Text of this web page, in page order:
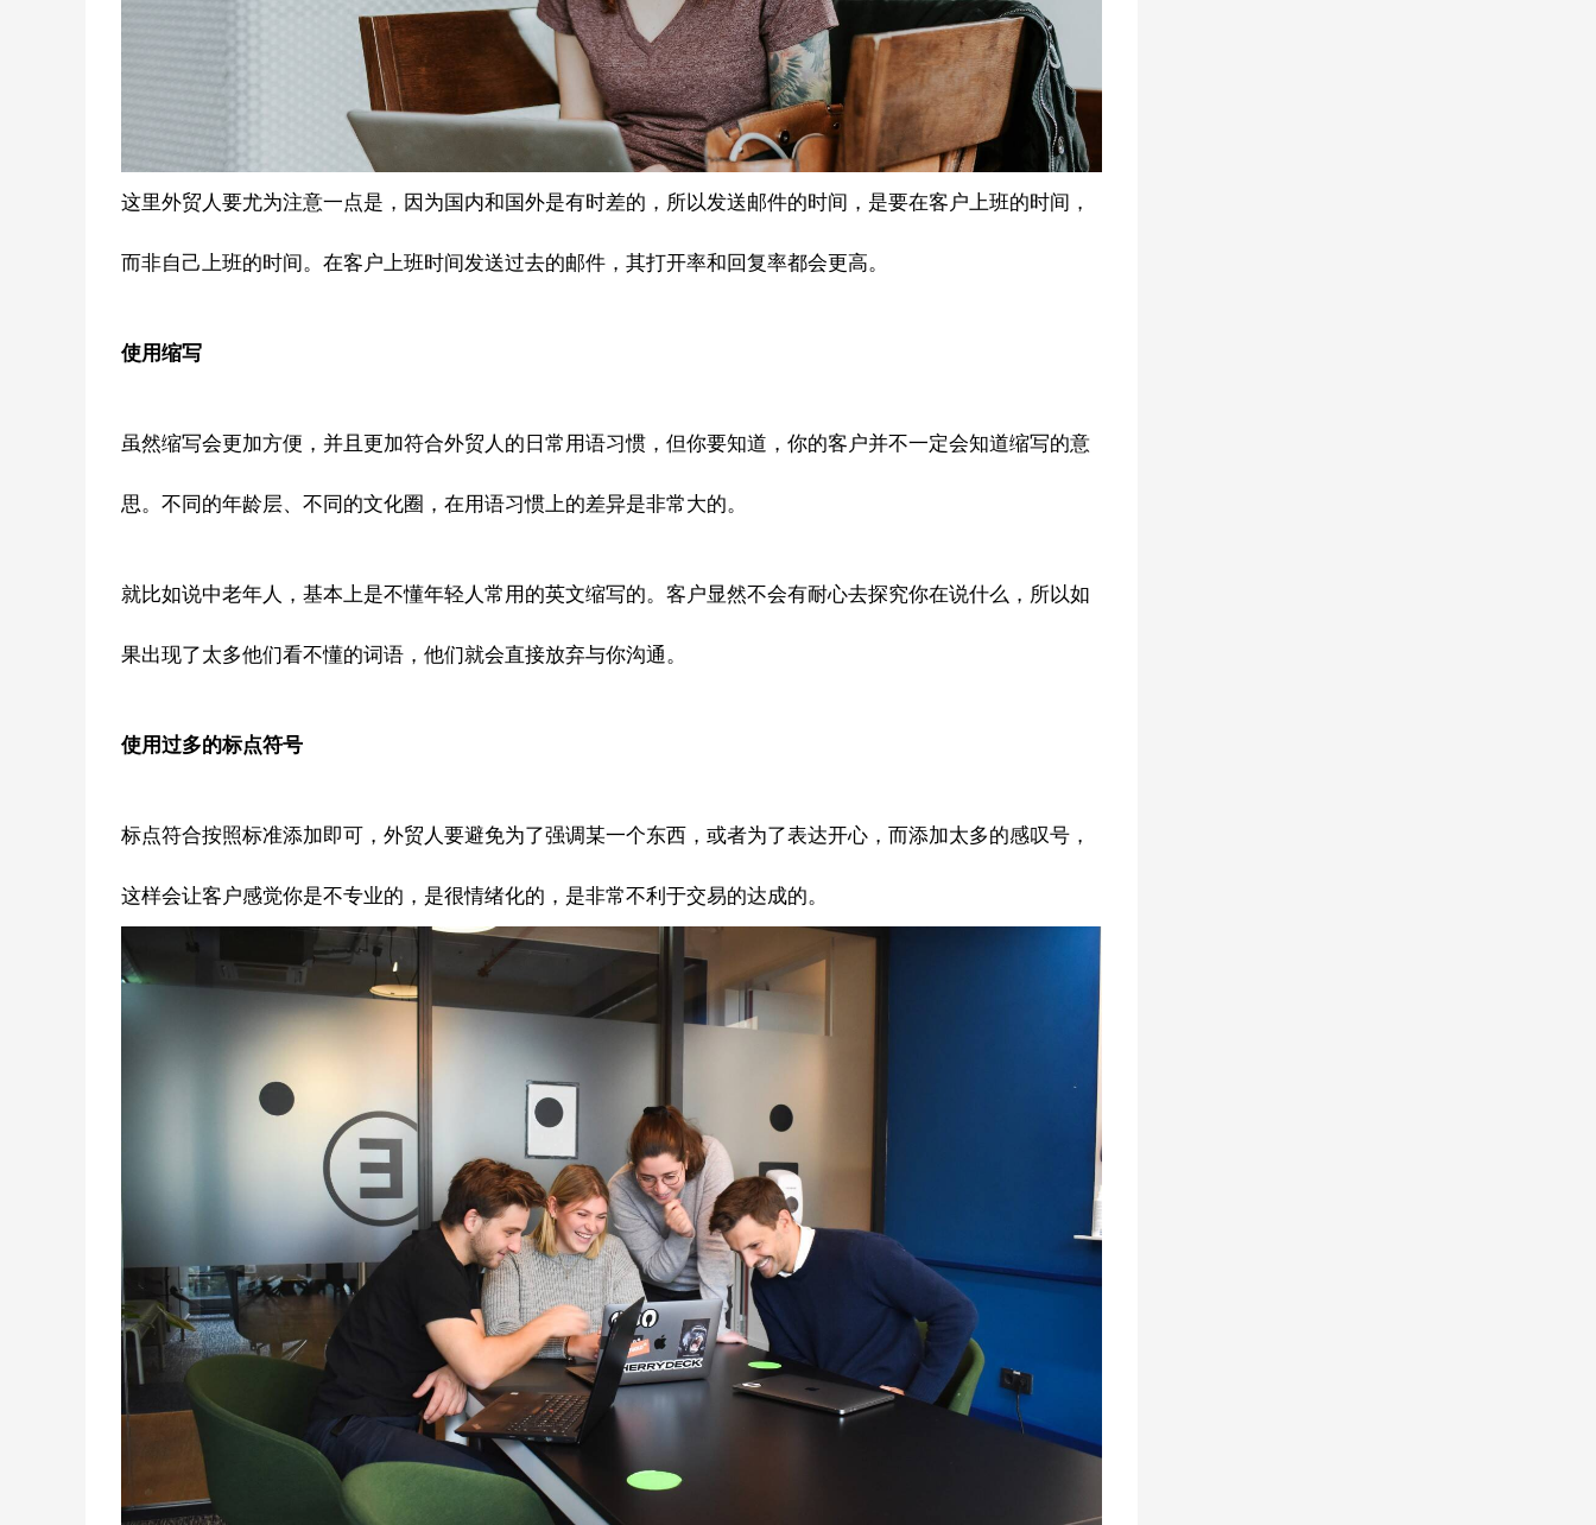
这里外贸人要尤为注意一点是，因为国内和国外是有时差的，所以发送邮件的时间，是要在客户上班的时间，
而非自己上班的时间。在客户上班时间发送过去的邮件，其打开率和回复率都会更高。
使用缩写
虽然缩写会更加方便，并且更加符合外贸人的日常用语习惯，但你要知道，你的客户并不一定会知道缩写的意
思。不同的年龄层、不同的文化圈，在用语习惯上的差异是非常大的。
就比如说中老年人，基本上是不懂年轻人常用的英文缩写的。客户显然不会有耐心去探究你在说什么，所以如
果出现了太多他们看不懂的词语，他们就会直接放弃与你沟通。
使用过多的标点符号
标点符合按照标准添加即可，外贸人要避免为了强调某一个东西，或者为了表达开心，而添加太多的感叹号，
这样会让客户感觉你是不专业的，是很情绪化的，是非常不利于交易的达成的。